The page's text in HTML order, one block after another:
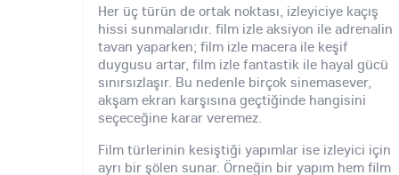
Her üç türün de ortak noktası, izleyiciye kaçış
hissi sunmalarıdır. film izle aksiyon ile adrenalin
tavan yaparken; film izle macera ile keşif
duygusu artar, film izle fantastik ile hayal gücü
sınırsızlaşır. Bu nedenle birçok sinemasever,
akşam ekran karşısına geçtiğinde hangisini
seçeceğine karar veremez.
Film türlerinin kesiştiği yapımlar ise izleyici için
ayrı bir şölen sunar. Örneğin bir yapım hem film